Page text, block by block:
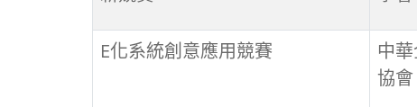
E化系統創意應用競賽
中
協會